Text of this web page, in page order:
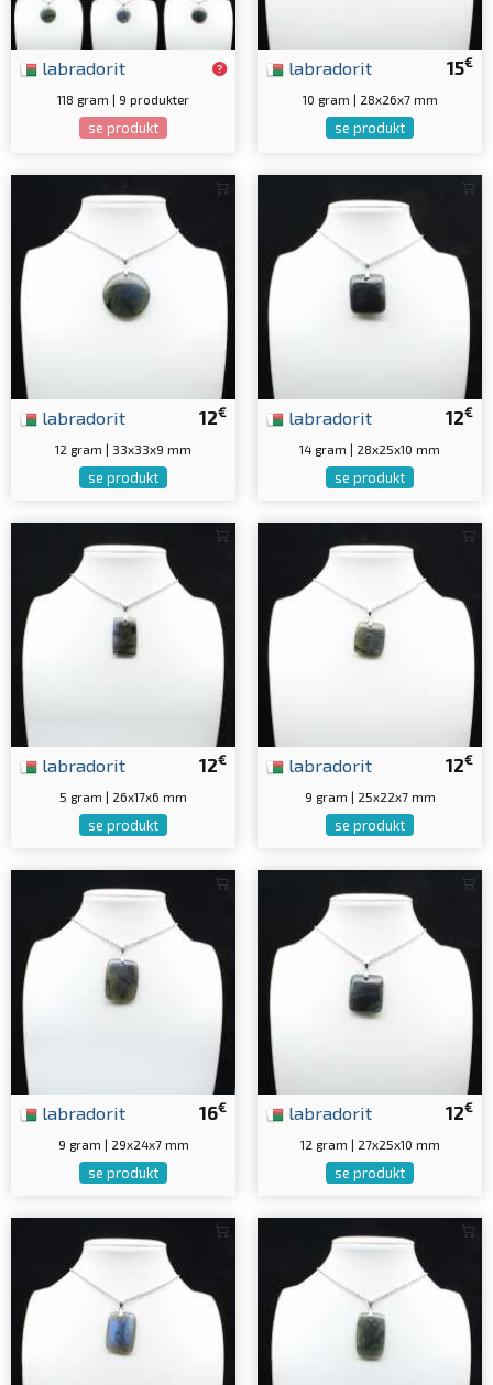
labradorit
118 gram | 9 produkter
se produkt
15€
labradorit
10 gram | 28x26x7 mm
se produkt
12€
labradorit
12 gram | 33x33x9 mm
se produkt
12€
labradorit
14 gram | 28x25x10 mm
se produkt
12€
labradorit
5 gram | 26x17x6 mm
se produkt
12€
labradorit
9 gram | 25x22x7 mm
se produkt
16€
labradorit
9 gram | 29x24x7 mm
se produkt
12€
labradorit
12 gram | 27x25x10 mm
se produkt